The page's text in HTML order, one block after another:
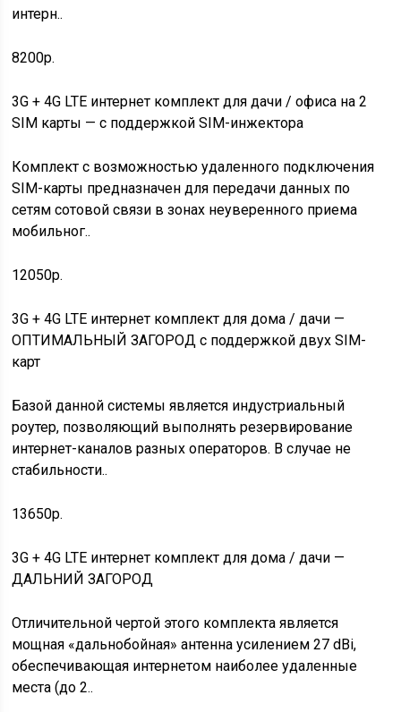
интерн..
8200р.
3G + 4G LTE интернет комплект для дачи / офиса на 2
SIM карты — с поддержкой SIM-инжектора
Комплект с возможностью удаленного подключения
SIM-карты предназначен для передачи данных по
сетям сотовой связи в зонах неуверенного приема
мобильног..
12050р.
3G + 4G LTE интернет комплект для дома / дачи —
ОПТИМАЛЬНЫЙ ЗАГОРОД с поддержкой двух SIM-
карт
Базой данной системы является индустриальный
роутер, позволяющий выполнять резервирование
интернет-каналов разных операторов. В случае не
стабильности..
13650р.
3G + 4G LTE интернет комплект для дома / дачи —
ДАЛЬНИЙ ЗАГОРОД
Отличительной чертой этого комплекта является
мощная «дальнобойная» антенна усилением 27 dBi,
обеспечивающая интернетом наиболее удаленные
места (до 2..